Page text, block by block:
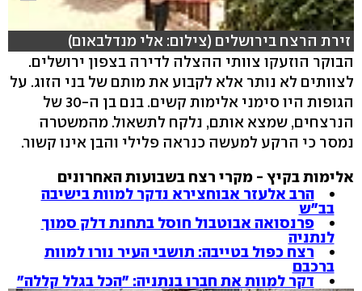
hlsjs-lite: Network error
זירת הרצח בירושלים (צילום: אלי מנדלבאום)
הבוקר הוזעקו צוותי ההצלה לדירה בצפון ירושלים.
לצוותים לא נותר אלא לקבוע את מותם של בני הזוג. על
הגופות היו סימני אלימות קשים. בנם בן ה-30 של
הנרצחים, שמצא אותם, נלקח לתשאול. מהמשטרה
נמסר כי הרקע למעשה כנראה פלילי והבן אינו קשור.
אלימות בקיץ - מקרי רצח בשבועות האחרונים
הרב אלעזר אבוחצירא נדקר למוות בישיבה
בב"ש
פרנסואה אבוטבול חוסל בתחנת דלק סמוך
לנתניה
רצח כפול בטייבה: תושבי העיר נורו למוות
ברכבם
דקר למוות את חברו בנתניה: "הכל בגלל קללה"